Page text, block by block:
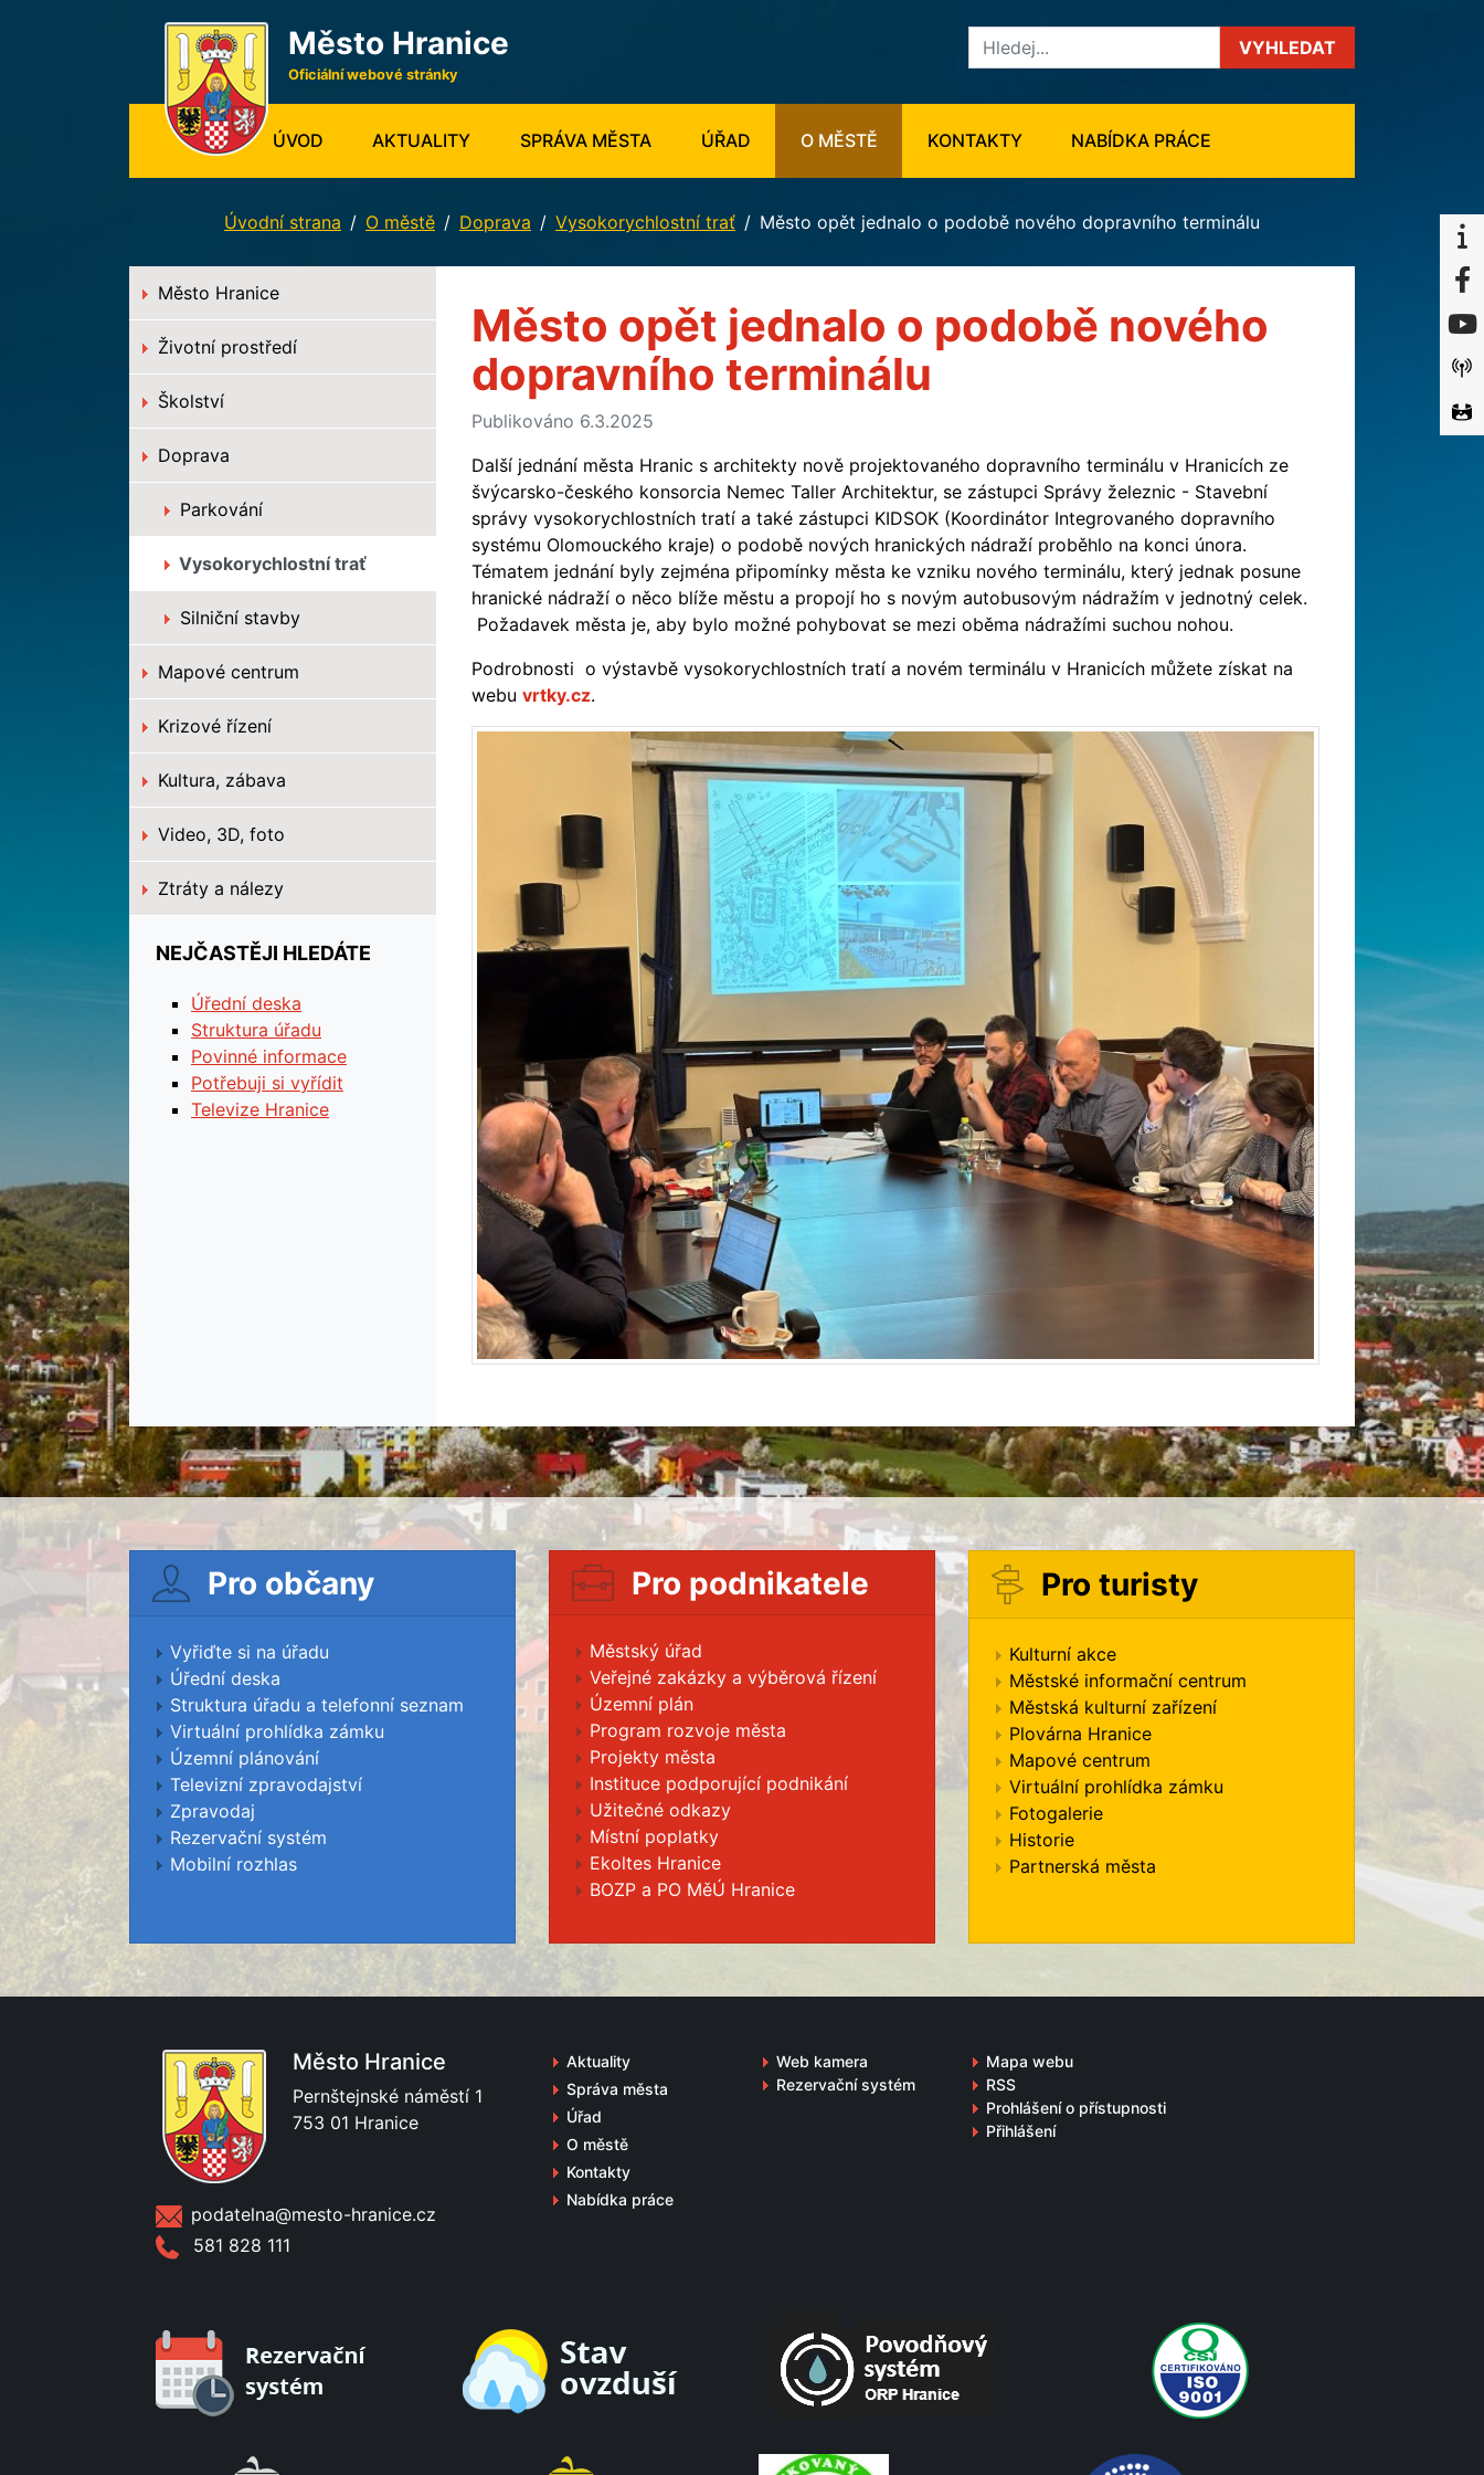
Město Hranice
Oficiální webové stránky
VYHLEDAT
ÚVOD(CURRENT)AKTUALITY SPRÁVA MĚSTA ÚŘAD O MĚSTĚ KONTAKTY NABÍDKA PRÁCE
Úvodní strana O městě Doprava Vysokorychlostní trať Město opět jednalo o podobě nového dopravního terminálu
Město opět jednalo o podobě nového
dopravního terminálu
Publikováno 6.3.2025
Další jednání města Hranic s architekty nově projektovaného dopravního terminálu v Hranicích ze
švýcarsko-českého konsorcia Nemec Taller Architektur, se zástupci Správy železnic - Stavební
správy vysokorychlostních tratí a také zástupci KIDSOK (Koordinátor Integrovaného dopravního
systému Olomouckého kraje) o podobě nových hranických nádraží proběhlo na konci února.
Tématem jednání byly zejména připomínky města ke vzniku nového terminálu, který jednak posune
hranické nádraží o něco blíže městu a propojí ho s novým autobusovým nádražím v jednotný celek.
Požadavek města je, aby bylo možné pohybovat se mezi oběma nádražími suchou nohou.
Podrobnosti o výstavbě vysokorychlostních tratí a novém terminálu v Hranicích můžete získat na
webu vrtky.cz.
Město Hranice
Životní prostředí
Školství
Doprava
Parkování
Vysokorychlostní trať
Silniční stavby
Mapové centrum
Krizové řízení
Kultura, zábava
Video, 3D, foto
Ztráty a nálezy
NEJČASTĚJI HLEDÁTE
Úřední deska
Struktura úřadu
Povinné informace
Potřebuji si vyřídit
Televize Hranice
Pro občany
Vyřiďte si na úřadu
Úřední deska
Struktura úřadu a telefonní seznam
Virtuální prohlídka zámku
Územní plánování
Televizní zpravodajství
Zpravodaj
Rezervační systém
Mobilní rozhlas
Pro podnikatele
Městský úřad
Veřejné zakázky a výběrová řízení
Územní plán
Program rozvoje města
Projekty města
Instituce podporující podnikání
Užitečné odkazy
Místní poplatky
Ekoltes Hranice
BOZP a PO MěÚ Hranice
Pro turisty
Kulturní akce
Městské informační centrum
Městská kulturní zařízení
Plovárna Hranice
Mapové centrum
Virtuální prohlídka zámku
Fotogalerie
Historie
Partnerská města
Město Hranice
Pernštejnské náměstí 1
753 01 Hranice
podatelna@mesto-hranice.cz
581 828 111
Aktuality
Správa města
Úřad
O městě
Kontakty
Nabídka práce
Web kamera
Rezervační systém
Mapa webu
RSS
Prohlášení o přístupnosti
Přihlášení